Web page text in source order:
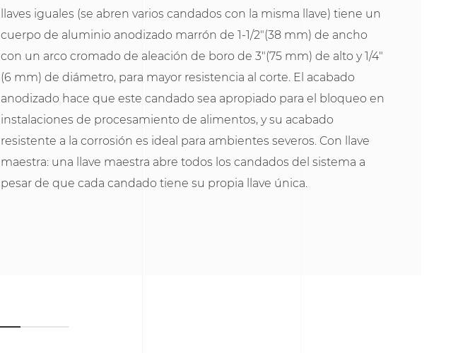
llaves iguales (se abren varios candados con la misma llave) tiene un
cuerpo de aluminio anodizado marrón de 1-1/2"(38 mm) de ancho
con un arco cromado de aleación de boro de 3"(75 mm) de alto y 1/4"
(6 mm) de diámetro, para mayor resistencia al corte. El acabado
anodizado hace que este candado sea apropiado para el bloqueo en
instalaciones de procesamiento de alimentos, y su acabado
resistente a la corrosión es ideal para ambientes severos. Con llave
maestra: una llave maestra abre todos los candados del sistema a
pesar de que cada candado tiene su propia llave única.